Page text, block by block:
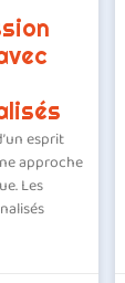
esprit
approche
Les